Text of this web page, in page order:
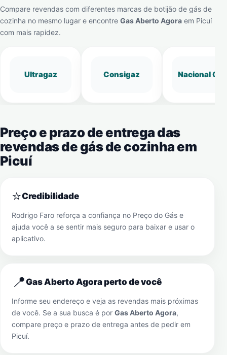
Compare revendas com diferentes marcas de botijão de gás de
cozinha no mesmo lugar e encontre Gas Aberto Agora em Picuí
com mais rapidez.
Ultragaz Consigaz Nacional Gás
Preço e prazo de entrega das
revendas de gás de cozinha em
Picuí
⭐Credibilidade
Rodrigo Faro reforça a confiança no Preço do Gás e
ajuda você a se sentir mais seguro para baixar e usar o
aplicativo.
📍Gas Aberto Agora perto de você
Informe seu endereço e veja as revendas mais próximas
de você. Se a sua busca é por Gas Aberto Agora,
compare preço e prazo de entrega antes de pedir em
Picuí.